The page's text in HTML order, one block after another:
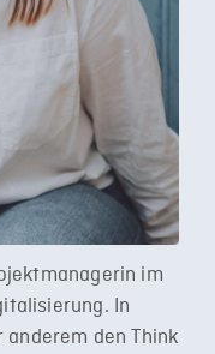
im
In
den Think